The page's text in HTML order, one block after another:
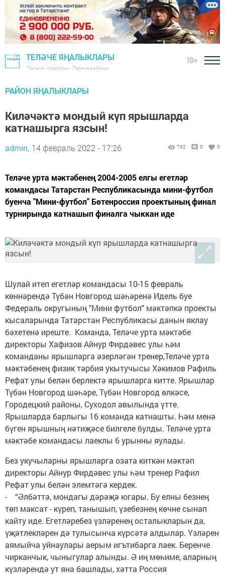
ТЕЛӘЧЕ ЯҢАЛЫКЛАРЫ
"Теләче" газетасы - Теләче районы
18+
РАЙОН ЯҢАЛЫКЛАРЫ
Киләчәктә мондый күп ярышларда
катнашырга язсын!
admin, 14 февраль 2022 - 17:26 762 0 0
Теләче урта мәктәбенең 2004-2005 елгы егетләр
командасы Татарстан Республикасында мини-футбол
буенча "Мини-футбол" Бөтенроссия проектының финал
турнирында катнашып финалга чыккан иде
Шулай итеп егетләр командасы 10-15 февраль
көннәрендә Түбән Новгород шәһәренә Идель буе
Федераль округының "Мини футбол" мәктәпкә проекты
кысаларында Татарстан Республикасы данын яклау
бәхетенә иреште. Команда, Теләче урта мәктәбе
директоры Хафизов Айнур Фирдәвес улы һәм
команданы ярышларга әзерләгән тренер,Теләче урта
мәктәбенең физик тәрбия укытучысы Хәкимов Рафиль
Рефат улы белән берлектә ярышларга китте. Ярышлар
Түбән Новгород шәһәре, Түбән Новгород өлкәсе,
Городецкий районы, Суходол авылында үтте.
Ярышларда барлыгы 16 команда катнашты. Һәм менә
бүген ярышның нәтиҗәсе билгеле булды. Теләче урта
мәктәбе командасы лаеклы 6 урынны яулады.
Без укучыларны ярышларга озата киткән мәктәп
директоры Айнур Фирдәвес улы һәм тренер Рафил
Рефат улы белән элемтәгә кердек.
- “Әлбәттә, мондагы дәрәҗә югары. Бу елны безнең
төп максат - күреп, танышып, үзебезнең көчне сынап
кайту иде. Егетләребез үзләренең осталыкларын да,
үҗәтлекләрен дә тулысынча күрсәтә алдылар. Үзләрен
аямыйча уйнаулары аерым игътибарга лаек. Беренче
чирканчык, чыныгулар алынды. Ә иң мөһиме, аларның
күзләрендә ут яна башлады, хәтта Россия